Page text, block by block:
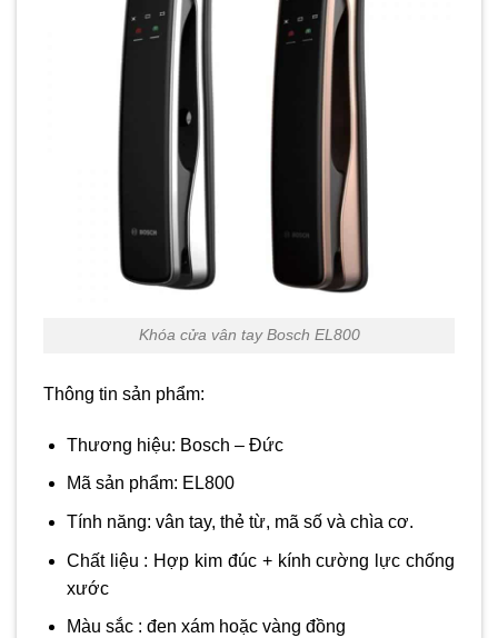
Khóa cửa vân tay Bosch EL800
Thông tin sản phẩm:
Thương hiệu: Bosch – Đức
Mã sản phẩm: EL800
Tính năng: vân tay, thẻ từ, mã số và chìa cơ.
Chất liệu : Hợp kim đúc + kính cường lực chống
xước
Màu sắc : đen xám hoặc vàng đồng